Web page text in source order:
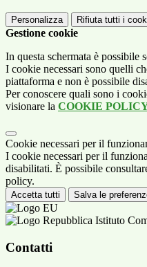
Personalizza Rifiuta tutti i
Gestione cookie
In questa schermata è possibile
I cookie necessari sono quelli
piattaforma e non è possibile
Per conoscere quali sono i
visionare la COOKIE
Cookie necessari per il
I cookie necessari per il
disabilitati. È possibile
policy.
Accetta tutti Salva le
Istituto
Contatti